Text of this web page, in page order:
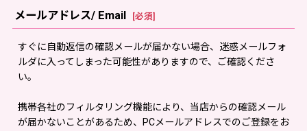
メールアドレス/ Email [必須]
すぐに自動返信の確認メールが届かない場合、迷惑メールフォ
ルダに入ってしまった可能性がありますので、ご確認くださ
い。
携帯各社のフィルタリング機能により、当店からの確認メール
が届かないことがあるため、PCメールアドレスでのご登録をお